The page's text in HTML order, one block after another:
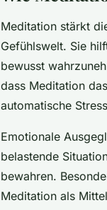
Meditation stärkt
Gefühlswelt. Sie
bewusst
dass Meditation
automatische
Emotionale
belastende
bewahren.
Meditation als